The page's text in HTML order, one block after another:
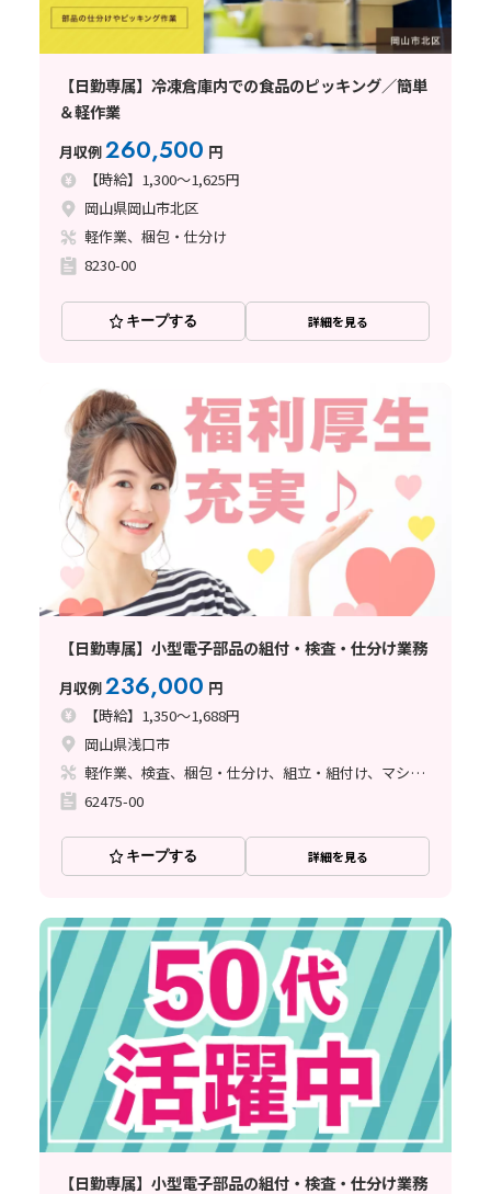
【日勤専属】冷凍倉庫内での食品のピッキング／簡単
＆軽作業
月収例260,500 円
【時給】1,300～1,625円
岡山県岡山市北区
軽作業、梱包・仕分け
8230-00
キープする 詳細を見る
【日勤専属】小型電子部品の組付・検査・仕分け業務
月収例236,000 円
【時給】1,350～1,688円
岡山県浅口市
軽作業、検査、梱包・仕分け、組立・組付け、マシンオペレーター、ハンダ付け
62475-00
キープする 詳細を見る
【日勤専属】小型電子部品の組付・検査・仕分け業務